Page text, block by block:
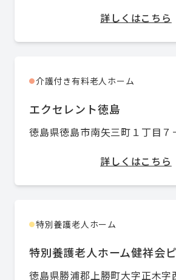
詳しくはこちら
●介護付き有料老人ホーム
エクセレント徳島
徳島県徳島市南矢三町１丁目７
詳しくはこちら
●特別養護老人ホーム
特別養護老人ホーム健祥会
徳島県勝浦郡上勝町大字正木字